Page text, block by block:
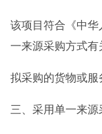
该项目符合《中
一来源采购方式有
拟采购的货物或服
三、采用单一来源